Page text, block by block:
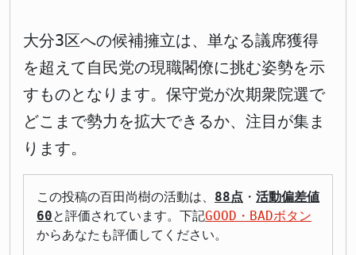
大分3区への候補擁立は、単なる議席獲得
を超えて自民党の現職閣僚に挑む姿勢を示
すものとなります。保守党が次期衆院選で
どこまで勢力を拡大できるか、注目が集ま
ります。
この投稿の百田尚樹の活動は、 88点 ・ 活動偏差値
60と評価されています。下記GOOD・BADボタン
からあなたも評価してください。